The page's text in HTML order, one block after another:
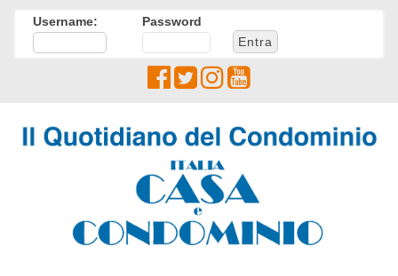
Username: Password